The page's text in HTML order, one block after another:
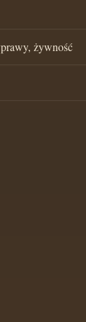
żywność